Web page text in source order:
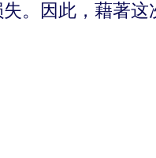
。因此，藉著